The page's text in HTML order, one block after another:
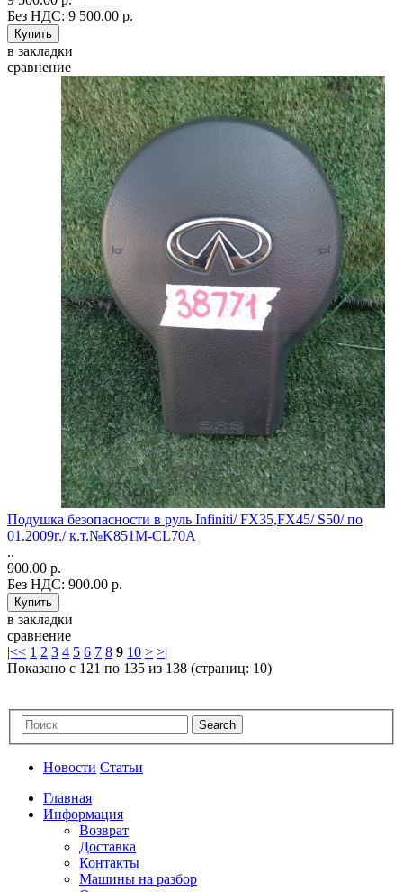
Без НДС: 9 500.00 р.
в закладки
сравнение
Подушка безопасности в руль Infiniti/ FX35,FX45/ S50/ по
01.2009г./ к.т.№K851M-CL70A
..
900.00 р.
Без НДС: 900.00 р.
в закладки
сравнение
|<< 1 2 3 4 5 6 7 8 9 10 > >|
Показано с 121 по 135 из 138 (страниц: 10)
Новости Статьи
Главная
Информация
Возврат
Доставка
Контакты
Машины на разбор